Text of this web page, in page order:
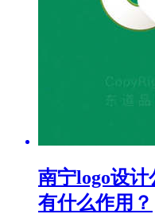
南宁logo设
有什么作用？